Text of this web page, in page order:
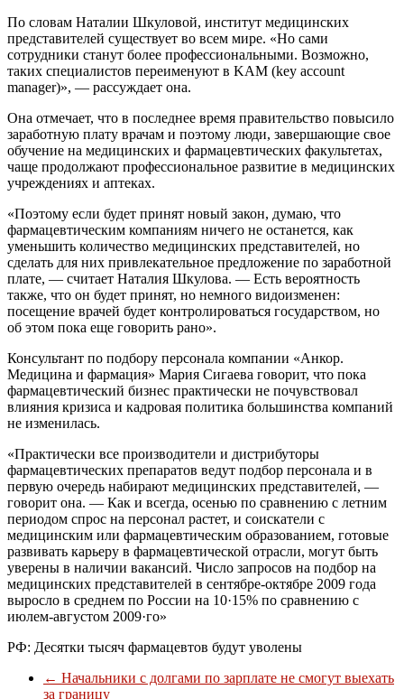
По словам Наталии Шкуловой, институт медицинских
представителей существует во всем мире. «Но сами
сотрудники станут более профессиональными. Возможно,
таких специалистов переименуют в KAM (key account
manager)», — рассуждает она.
Она отмечает, что в последнее время правительство повысило
заработную плату врачам и поэтому люди, завершающие свое
обучение на медицинских и фармацевтических факультетах,
чаще продолжают профессиональное развитие в медицинских
учреждениях и аптеках.
«Поэтому если будет принят новый закон, думаю, что
фармацевтическим компаниям ничего не останется, как
уменьшить количество медицинских представителей, но
сделать для них привлекательное предложение по заработной
плате, — считает Наталия Шкулова. — Есть вероятность
также, что он будет принят, но немного видоизменен:
посещение врачей будет контролироваться государством, но
об этом пока еще говорить рано».
Консультант по подбору персонала компании «Анкор.
Медицина и фармация» Мария Сигаева говорит, что пока
фармацевтический бизнес практически не почувствовал
влияния кризиса и кадровая политика большинства компаний
не изменилась.
«Практически все производители и дистрибуторы
фармацевтических препаратов ведут подбор персонала и в
первую очередь набирают медицинских представителей, —
говорит она. — Как и всегда, осенью по сравнению с летним
периодом спрос на персонал растет, и соискатели с
медицинским или фармацевтическим образованием, готовые
развивать карьеру в фармацевтической отрасли, могут быть
уверены в наличии вакансий. Число запросов на подбор на
медицинских представителей в сентябре-октябре 2009 года
выросло в среднем по России на 10·15% по сравнению с
июлем-августом 2009·го»
РФ: Десятки тысяч фармацевтов будут уволены
← Начальники с долгами по зарплате не смогут выехать
за границу